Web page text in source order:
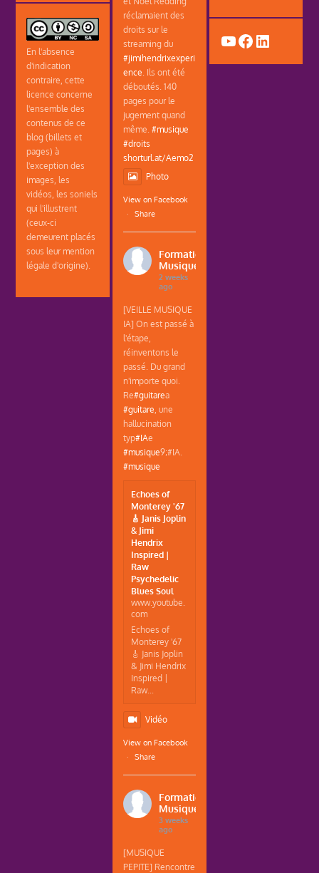
En l'absence
d'indication
contraire, cette
licence concerne
l'ensemble des
contenus de ce
blog (billets et
pages) à
l'exception des
images, les
vidéos, les soniels
qui l'illustrent
(ceux-ci
demeurent placés
sous leur mention
légale d'origine).
réclamaient des
droits sur le
streaming du
#jimihendrixexperi
ence . Ils ont été
déboutés. 140
pages pour le
jugement quand
même.#musique
#droits
shorturl.at/Aemo2
Photo
View on Facebook
·
Share
Formations
Musique
2 weeks
ago
[VEILLE MUSIQUE
IA] On est passé à
l'étape,
réinventons le
passé. Du grand
n'importe quoi.
Re#guitarea
#guitare , une
hallucination
typ#IAe
#musique9;#IA.
#musique
Echoes of
Monterey '67
🎸 Janis Joplin
& Jimi
Hendrix
Inspired |
Raw
Psychedelic
Blues Soul
www.youtube.
com
Echoes of
Monterey '67
🎸 Janis Joplin
& Jimi Hendrix
Inspired |
Raw...
Vidéo
View on Facebook
·
Share
Formations
Musique
3 weeks
ago
[MUSIQUE
PEPITE] Rencontre
YouTube
Facebook
LinkedIn